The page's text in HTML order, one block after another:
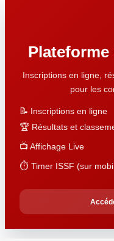
Inscriptions en ligne,
pour les
📝 Inscriptions en ligne
🏆 Résultats et
📺 Affichage Live
⏱️ Timer ISSF (sur